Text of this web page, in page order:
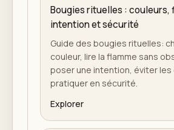
Bougies rituelles : couleurs,
intention et sécurité
Guide des bougies rituelles:
couleur, lire la flamme sans
poser une intention, éviter
pratiquer en sécurité.
Explorer